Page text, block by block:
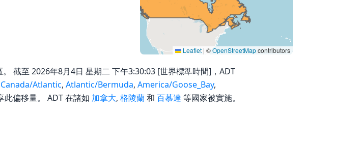
Leaflet | ©OpenStreetMapcontributors
截至 2026年8月4日 星期二 下午3:30:03 [世界標準時間]，ADT
Canada/Atlantic, Atlantic/Bermuda, America/Goose_Bay,
此偏移量。 ADT 在諸如 加拿大, 格陵蘭和 百慕達 等國家被實施。